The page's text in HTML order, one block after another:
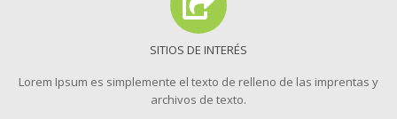
SITIOS DE INTERÉS
Lorem Ipsum es simplemente el texto de relleno de las imprentas y
archivos de texto.